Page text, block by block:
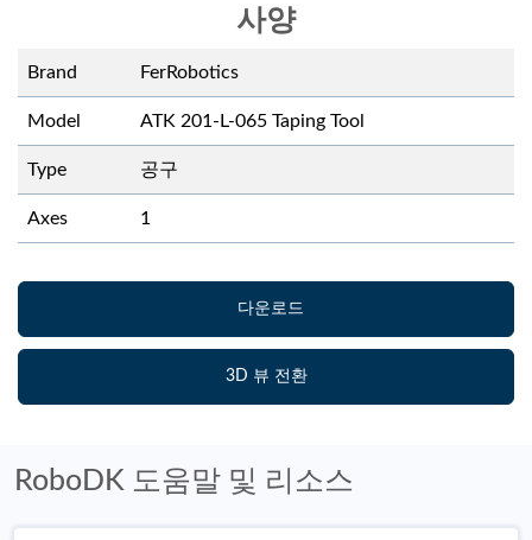
사양
Brand FerRobotics
Model ATK 201-L-065 Taping Tool
Type 공구
Axes 1
다운로드
3D 뷰 전환
RoboDK 도움말 및 리소스